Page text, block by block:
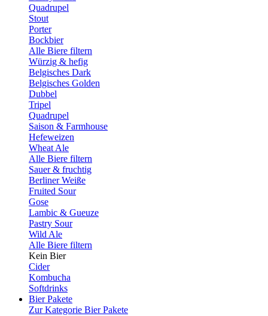
Quadrupel
Stout
Porter
Bockbier
Alle Biere filtern
Würzig & hefig
Belgisches Dark
Belgisches Golden
Dubbel
Tripel
Quadrupel
Saison & Farmhouse
Hefeweizen
Wheat Ale
Alle Biere filtern
Sauer & fruchtig
Berliner Weiße
Fruited Sour
Gose
Lambic & Gueuze
Pastry Sour
Wild Ale
Alle Biere filtern
Kein Bier
Cider
Kombucha
Softdrinks
Bier Pakete
Zur Kategorie Bier Pakete